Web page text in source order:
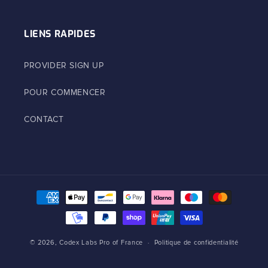
LIENS RAPIDES
PROVIDER SIGN UP
POUR COMMENCER
CONTACT
Moyens
© 2026,Codex Labs Pro of France Politique de confidentialité